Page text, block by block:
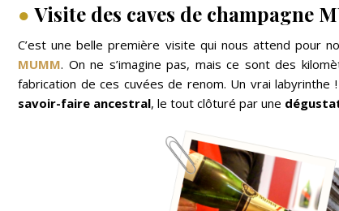
● Visite des caves de champagne
C’est une belle première visite qui nous attend pour
MUMM. On ne s’imagine pas, mais ce sont des
fabrication de ces cuvées de renom. Un vrai labyrinthe
savoir-faire ancestral, le tout clôturé par une